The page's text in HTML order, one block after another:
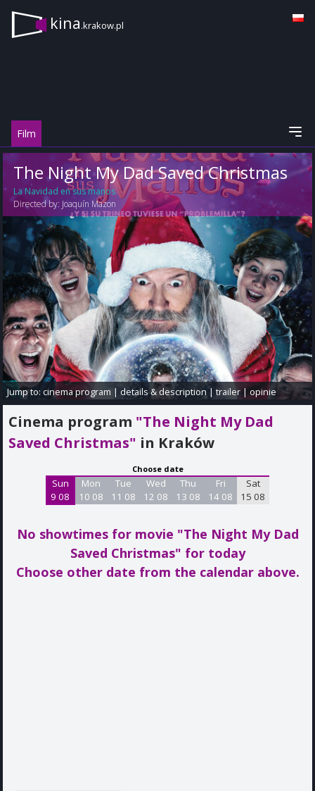
kina.krakow.pl
Film
The Night My Dad Saved Christmas
La Navidad en sus manos
Directed by: Joaquín Mazon
Jump to:cinema program | details & description|trailer|opinie
Cinema program "The Night My Dad
Saved Christmas" in Kraków
Choose date
Sun
9 08
Mon
10 08
Tue
11 08
Wed
12 08
Thu
13 08
Fri
14 08
Sat
15 08
No showtimes for movie "The Night My Dad
Saved Christmas" for today
Choose other date from the calendar above.